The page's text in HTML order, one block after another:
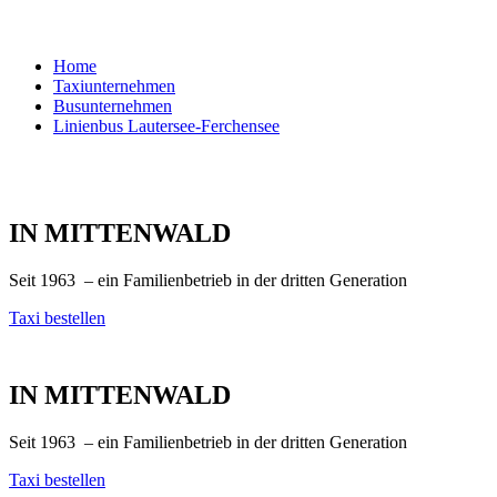
Home
Taxiunternehmen
Busunternehmen
Linienbus Lautersee-Ferchensee
IN MITTEN­­WALD
Seit 1963 – ein Familienbetrieb in der dritten Generation
Taxi bestellen
IN MITTENWALD
Seit 1963 – ein Familienbetrieb in der dritten Generation
Taxi bestellen